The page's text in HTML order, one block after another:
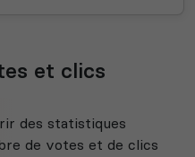
et clics
des statistiques
de votes et de clics